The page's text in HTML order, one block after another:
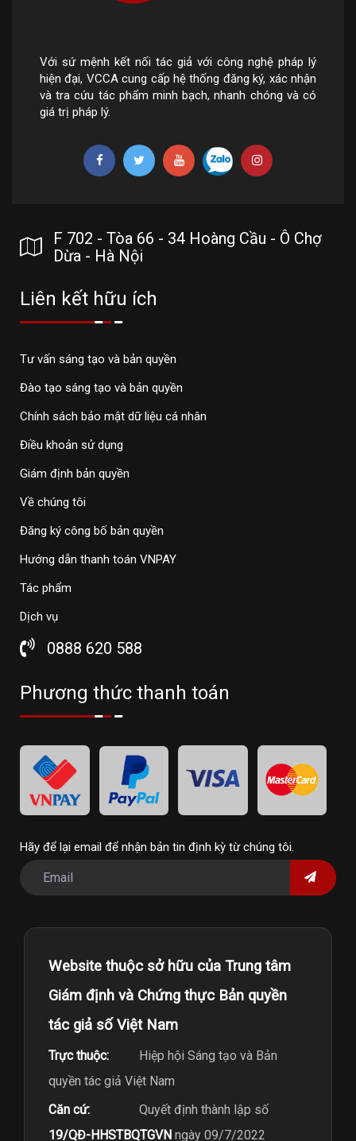
Với sứ mệnh kết nối tác giả với công nghệ pháp lý
hiện đại, VCCA cung cấp hệ thống đăng ký, xác nhận
và tra cứu tác phẩm minh bạch, nhanh chóng và có
giá trị pháp lý.
F 702 - Tòa 66 - 34 Hoàng Cầu - Ô Chợ
Dừa - Hà Nội
Liên kết hữu ích
Tư vấn sáng tạo và bản quyền
Đào tạo sáng tạo và bản quyền
Chính sách bảo mật dữ liệu cá nhân
Điều khoản sử dụng
Giám định bản quyền
Về chúng tôi
Đăng ký công bố bản quyền
Hướng dẫn thanh toán VNPAY
Tác phẩm
Dịch vụ
0888 620 588
Phương thức thanh toán
Hãy để lại email để nhận bản tin định kỳ từ chúng tôi.
Website thuộc sở hữu của Trung tâm
Giám định và Chứng thực Bản quyền
tác giả số Việt Nam
Trực thuộc:
Hiệp hội Sáng tạo và Bản
quyền tác giả Việt Nam
Căn cứ:
Quyết định thành lập số
19/QĐ-HHSTBQTGVN ngày 09/7/2022